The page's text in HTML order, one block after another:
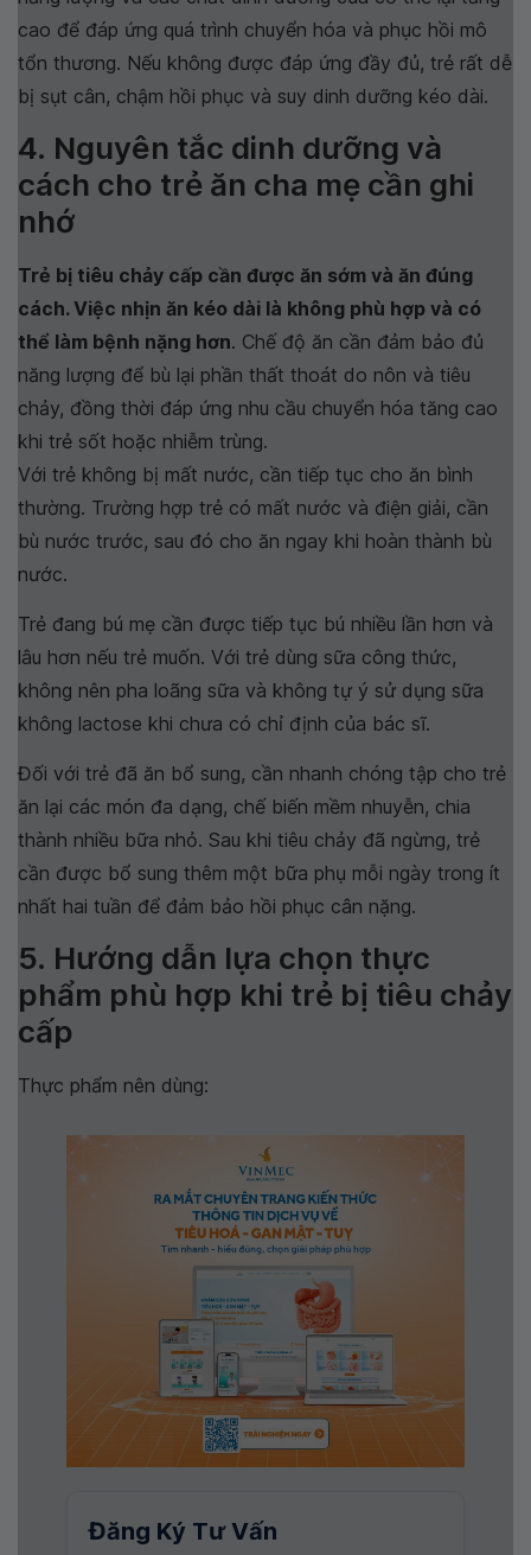
cao để đáp ứng quá trình chuyển hóa và phục hồi mô
tổn thương. Nếu không được đáp ứng đầy đủ, trẻ rất dễ
bị sụt cân, chậm hồi phục và suy dinh dưỡng kéo dài.
4. Nguyên tắc dinh dưỡng và
cách cho trẻ ăn cha mẹ cần ghi
nhớ
Trẻ bị tiêu chảy cấp cần được ăn sớm và ăn đúng
cách. Việc nhịn ăn kéo dài là không phù hợp và có
thể làm bệnh nặng hơn. Chế độ ăn cần đảm bảo đủ
năng lượng để bù lại phần thất thoát do nôn và tiêu
chảy, đồng thời đáp ứng nhu cầu chuyển hóa tăng cao
khi trẻ sốt hoặc nhiễm trùng.
Với trẻ không bị mất nước, cần tiếp tục cho ăn bình
thường. Trường hợp trẻ có mất nước và điện giải, cần
bù nước trước, sau đó cho ăn ngay khi hoàn thành bù
nước.
Trẻ đang bú mẹ cần được tiếp tục bú nhiều lần hơn và
lâu hơn nếu trẻ muốn. Với trẻ dùng sữa công thức,
không nên pha loãng sữa và không tự ý sử dụng sữa
không lactose khi chưa có chỉ định của bác sĩ.
Đối với trẻ đã ăn bổ sung, cần nhanh chóng tập cho trẻ
ăn lại các món đa dạng, chế biến mềm nhuyễn, chia
thành nhiều bữa nhỏ. Sau khi tiêu chảy đã ngừng, trẻ
cần được bổ sung thêm một bữa phụ mỗi ngày trong ít
nhất hai tuần để đảm bảo hồi phục cân nặng.
5. Hướng dẫn lựa chọn thực
phẩm phù hợp khi trẻ bị tiêu chảy
cấp
Thực phẩm nên dùng:
Đăng Ký Tư Vấn